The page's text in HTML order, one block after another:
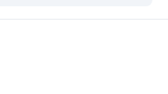
，包括圣家堂
最重要的建筑